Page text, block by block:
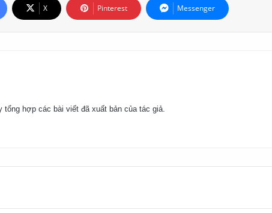
X Pinterest Messenger
hợp các bài viết đã xuất bản của tác giả.